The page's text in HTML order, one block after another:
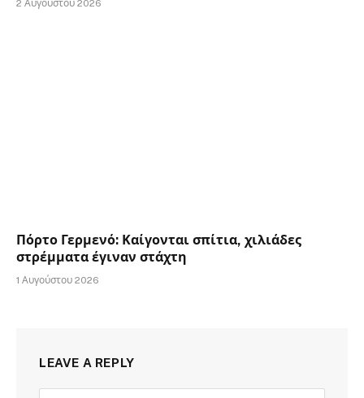
2 Αυγούστου 2026
Πόρτο Γερμενό: Καίγονται σπίτια, χιλιάδες
στρέμματα έγιναν στάχτη
1 Αυγούστου 2026
LEAVE A REPLY